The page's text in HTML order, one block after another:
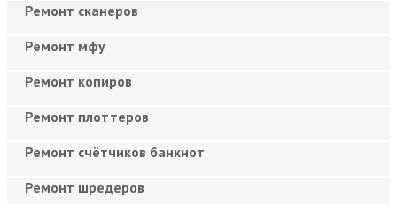
Ремонт сканеров
Ремонт мфу
Ремонт копиров
Ремонт плоттеров
Ремонт счётчиков банкнот
Ремонт шредеров